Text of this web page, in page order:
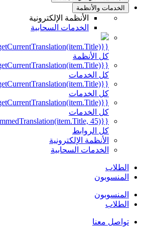
الخدمات والأنظمة
الأنظمة الإلكترونية
الخدمات السحابية
{{mmc.getCurrentTranslation(item.Title)}}
كل الأنظمة
{{mmc.getCurrentTranslation(item.Title)}}
كل الخدمات
{{mmc.getCurrentTranslation(item.Title)}}
كل الخدمات
{{mmc.getCurrentTranslation(item.Title)}}
كل الخدمات
{{mmc.getTrimmedTranslation(item.Title, 45)}}
كل الروابط
الأنظمة الإلكترونية
الخدمات السحابية
الطلاب
المنسوبون
المنسوبون
الطلاب
تواصل معنا